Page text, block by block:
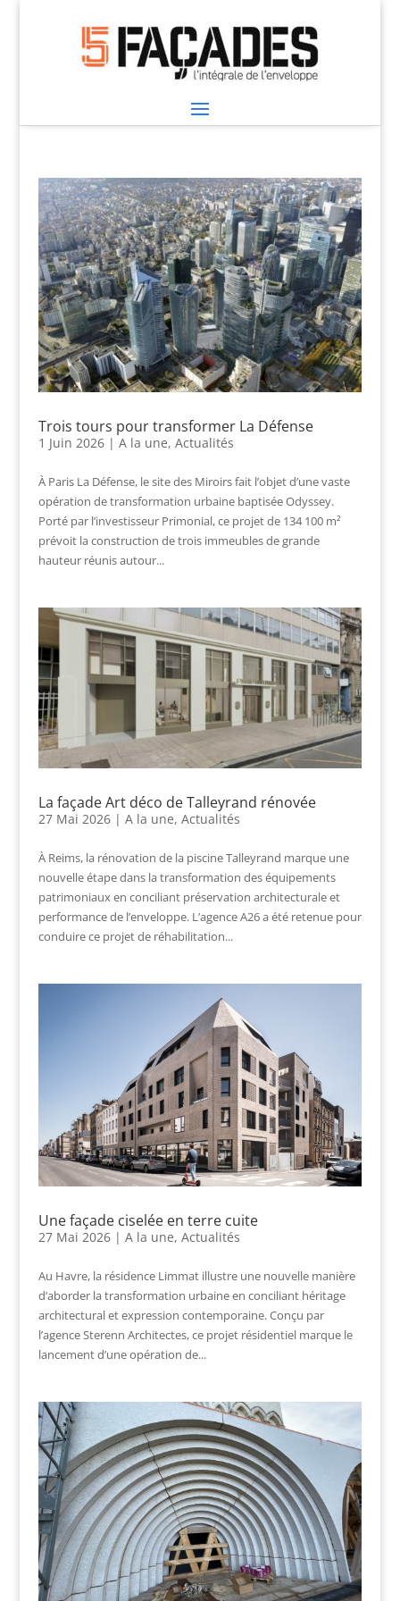
Trois tours pour transformer La Défense
1 Juin 2026| A la une, Actualités
À Paris La Défense, le site des Miroirs fait l’objet d’une vaste
opération de transformation urbaine baptisée Odyssey.
Porté par l’investisseur Primonial, ce projet de 134 100 m²
prévoit la construction de trois immeubles de grande
hauteur réunis autour...
La façade Art déco de Talleyrand rénovée
27 Mai 2026| A la une, Actualités
À Reims, la rénovation de la piscine Talleyrand marque une
nouvelle étape dans la transformation des équipements
patrimoniaux en conciliant préservation architecturale et
performance de l’enveloppe. L’agence A26 a été retenue pour
conduire ce projet de réhabilitation...
Une façade ciselée en terre cuite
27 Mai 2026| A la une, Actualités
Au Havre, la résidence Limmat illustre une nouvelle manière
d’aborder la transformation urbaine en conciliant héritage
architectural et expression contemporaine. Conçu par
l’agence Sterenn Architectes, ce projet résidentiel marque le
lancement d’une opération de...